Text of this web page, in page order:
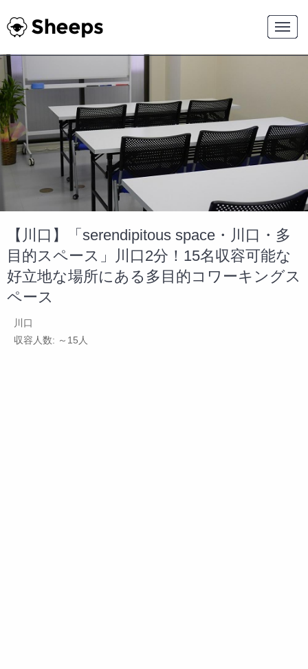
【川口】「serendipitous space・川口・多
目的スペース」川口2分！15名収容可能な
好立地な場所にある多目的コワーキングス
ペース
川口
収容人数: ～15人